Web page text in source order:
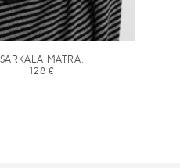
SARKALA MATRA.
128 €